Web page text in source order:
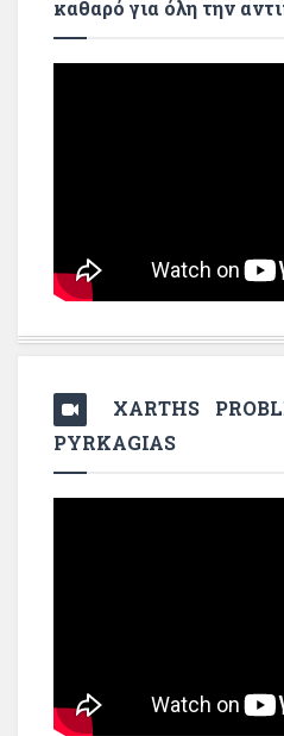
καθαρό για όλη την
XARTHS
PYRKAGIAS